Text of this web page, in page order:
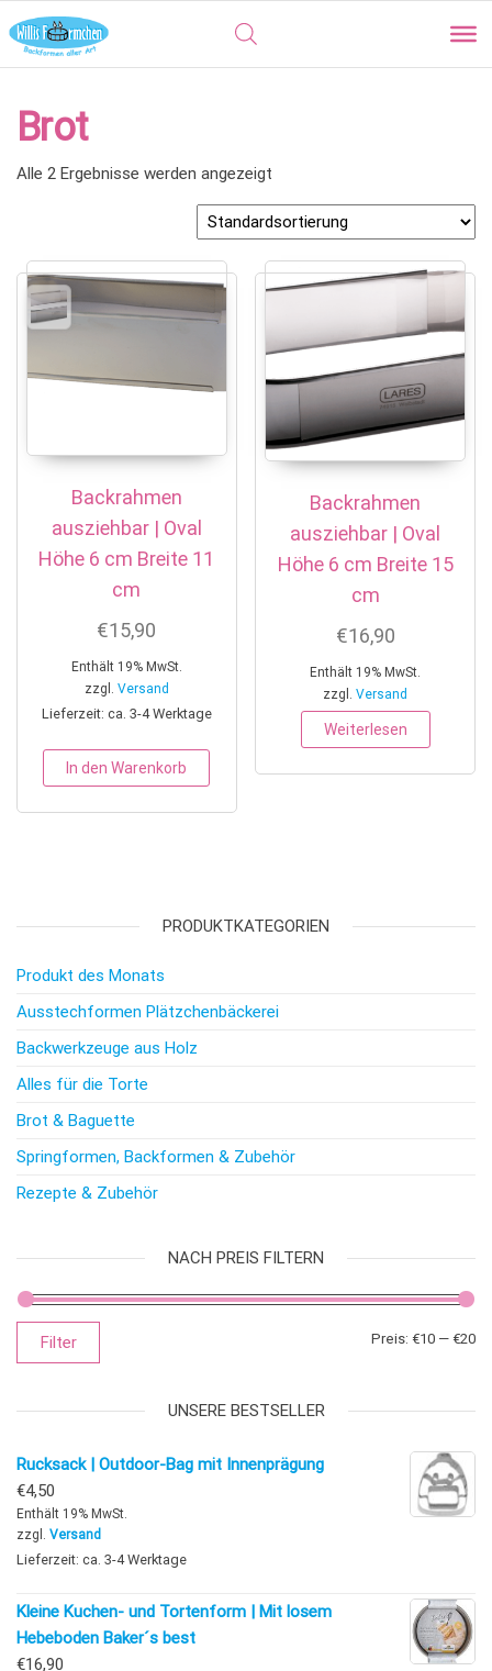
Brot
Alle 2 Ergebnisse werden angezeigt
Backrahmen
ausziehbar | Oval
Höhe 6 cm Breite 11
cm
€15,90
Enthält 19% MwSt.
zzgl. Versand
Lieferzeit: ca. 3-4 Werktage
In den Warenkorb
Backrahmen
ausziehbar | Oval
Höhe 6 cm Breite 15
cm
€16,90
Enthält 19% MwSt.
zzgl.Versand
Weiterlesen
PRODUKTKATEGORIEN
Produkt des Monats
Ausstechformen Plätzchenbäckerei
Backwerkzeuge aus Holz
Alles für die Torte
Brot & Baguette
Springformen, Backformen & Zubehör
Rezepte & Zubehör
NACH PREIS FILTERN
Filter Preis: €10 — €20
UNSERE BESTSELLER
Rucksack | Outdoor-Bag mit Innenprägung
€4,50
Enthält 19% MwSt.
zzgl. Versand
Lieferzeit: ca. 3-4 Werktage
Kleine Kuchen- und Tortenform | Mit losem
Hebeboden Baker´s best
€16,90